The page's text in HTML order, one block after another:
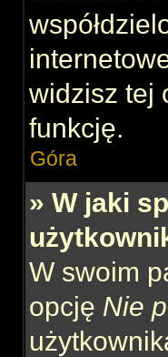
widzisz tej
funkcję.
Góra
» W jaki
W swoim
opcję Nie